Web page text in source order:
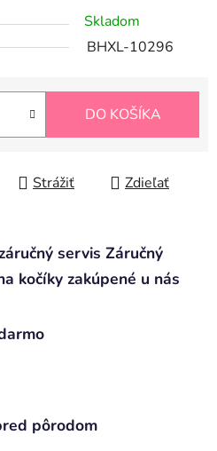
Skladom
BHXL-10296
DO KOŠÍKA
Strážiť Zdieľať
servis Záručný
kočíky zakúpené u nás
pôrodom